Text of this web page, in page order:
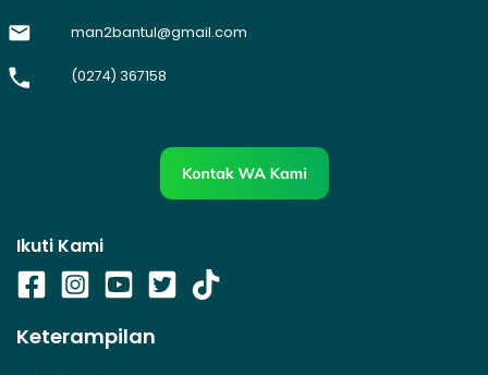
man2bantul@gmail.com
(0274) 367158
Ikuti Kami
Keterampilan